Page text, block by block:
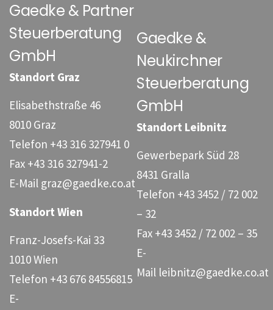
Gaedke & Partner
Steuerberatung
GmbH
Standort Graz
Elisabethstraße 46
8010 Graz
Telefon +43 316 327941 0
Fax +43 316 327941-2
E-Mail graz@gaedke.co.at
Standort Wien
Franz-Josefs-Kai 33
1010 Wien
Telefon +43 676 84556815
E-
Gaedke &
Neukirchner
Steuerberatung
GmbH
Standort Leibnitz
Gewerbepark Süd 28
8431 Gralla
Telefon +43 3452 / 72 002
– 32
Fax +43 3452 / 72 002 – 35
E-
Mail leibnitz@gaedke.co.at